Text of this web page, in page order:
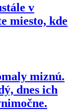
v
miesto, kde
miznú.
dnes ich